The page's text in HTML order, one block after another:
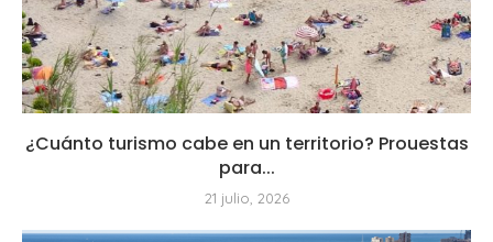
¿Cuánto turismo cabe en un territorio? Prouestas
para...
21 julio, 2026